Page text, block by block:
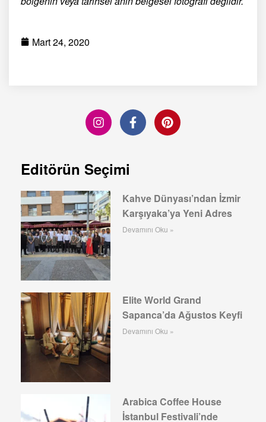
Mart 24, 2020
Editörün Seçimi
Kahve Dünyası’ndan İzmir
Karşıyaka’ya Yeni Adres
Devamını Oku »
Elite World Grand
Sapanca’da Ağustos Keyfi
Devamını Oku »
Arabica Coffee House
İstanbul Festivali’nde